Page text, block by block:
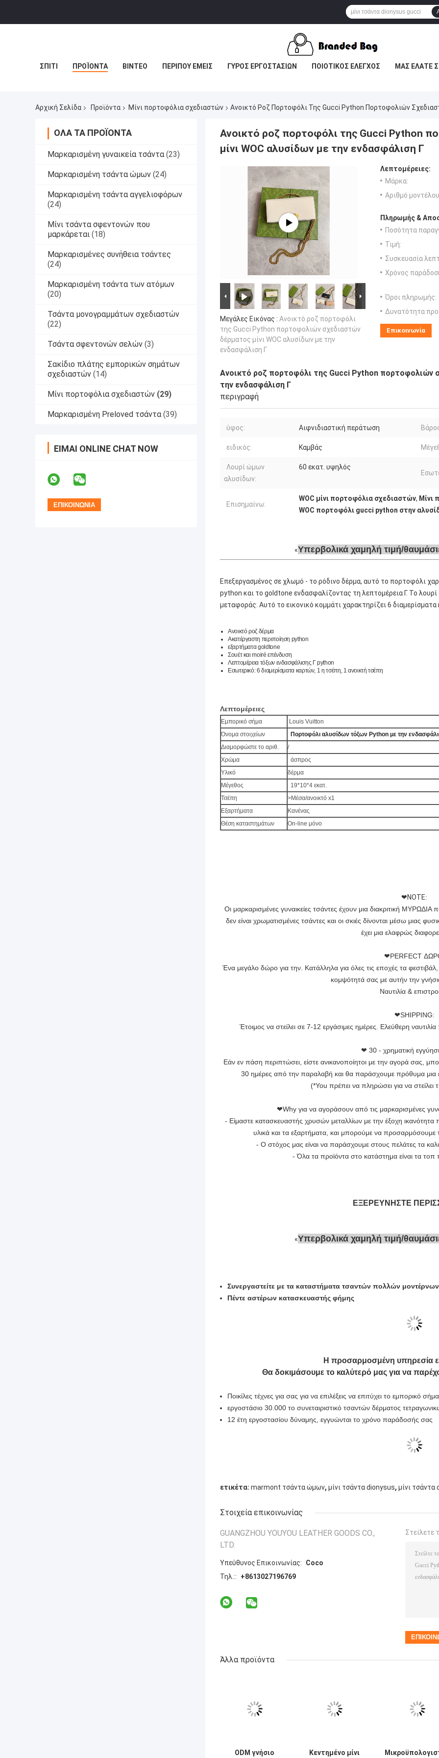
ΣΠΊΤΙ ΠΡΟΪΌΝΤΑ ΒΊΝΤΕΟ ΠΕΡΊΠΟΥ ΕΜΕΊΣ ΓΎΡΟΣ ΕΡΓΟΣΤΑΣΊΩΝ ΠΟΙΟΤΙΚΌΣ ΈΛΕΓΧΟΣ ΜΑΣ ΕΛΆΤΕ
Αρχική Σελίδα Προϊόντα Μίνι πορτοφόλια σχεδιαστών Ανοικτό Ροζ Πορτοφόλι Της Gucci Python Πορτοφολιών
ΌΛΑ ΤΑ ΠΡΟΪΌΝΤΑ
Μαρκαρισμένη γυναικεία τσάντα (23)
Μαρκαρισμένη τσάντα ώμων (24)
Μαρκαρισμένη τσάντα αγγελιοφόρων
(24)
Μίνι τσάντα σφεντονών που
μαρκάρεται (18)
Μαρκαρισμένες συνήθεια τσάντες
(24)
Μαρκαρισμένη τσάντα των ατόμων
(20)
Τσάντα μονογραμμάτων σχεδιαστών
(22)
Τσάντα σφεντονών σελών (3)
Σακίδιο πλάτης εμπορικών σημάτων
σχεδιαστών (14)
Μίνι πορτοφόλια σχεδιαστών (29)
Μαρκαρισμένη Preloved τσάντα (39)
ΕΊΜΑΙ ONLINE CHAT NOW
Ανοικτό ροζ πορτοφόλι της Gucci Python
μίνι WOC αλυσίδων με την ενδασφάλιση Γ
Μεγάλες Εικόνας : Ανοικτό ροζ πορτοφόλι
της Gucci Python πορτοφολιών σχεδιαστών
δέρματος μίνι WOC αλυσίδων με την
ενδασφάλιση Γ
Λεπτομέρειες:
Μάρκα:
Αριθμό
Πληρωμής &
Ποσότητα
Τιμή:
Συσκευασία
Χρόνος
Όροι πληρωμής:
Δυνατότητα
Επικοινωνία
Ανοικτό ροζ πορτοφόλι της Gucci Python πορτοφολιών
την ενδασφάλιση Γ
περιγραφή
ύφος: Αιφνιδιαστική περάτωση
ειδικός: Καμβάς
Λουρί ώμων
αλυσίδων:
60 εκατ. υψηλός
Επισημαίνω:
WOC μίνι πορτοφόλια σχεδιαστών, Μίνι
WOC πορτοφόλι gucci python στην
Υπερβολικά χαμηλή τιμή/
Επεξεργασμένος σε χλωμό - το ρόδινο δέρμα, αυτό το πορτοφόλι
python και το goldtone ενδασφαλίζοντας τη λεπτομέρεια Γ. Το
μεταφοράς. Αυτό το εικονικό κομμάτι χαρακτηρίζει 6
Ανοικτό ροζ δέρμα
Ακατέργαστη περιποίηση python
εξαρτήματα goldtone
Σουέτ και moiré επένδυση
Λεπτομέρεια τόξων ενδασφάλισης Γ python
Εσωτερικό: 6 διαμερίσματα καρτών, 1 η τσέπη, 1 ανοικτή τσέπη
Λεπτομέρειες
Εμπορικό σήμα
Louis Vuitton
Όνομα στοιχείων
Πορτοφόλι αλυσίδων τόξων Python με την
Διαμορφώστε το αριθ.
/
Χρώμα
άσπρος
Υλικό
δέρμα
Μέγεθος
19*10*4 εκατ.
Τσέπη
>Μέσα/ανοικτό x1
Εξαρτήματα
Κανένας
Θέση καταστημάτων
On-line μόνο
❤NOTE:
Οι μαρκαρισμένες γυναικείες τσάντες έχουν μια διακριτική ΜΥΡΩΔΙΑ
δεν είναι χρωματισμένες τσάντες και οι σκιές δίνονται μέσω μιας
έχει μια ελαφρώς
❤PERFECT
Ένα μεγάλο δώρο για την. Κατάλληλα για όλες τις εποχές τα
κομψότητά σας με αυτήν την
Ναυτιλία &
❤SHIPPING:
Έτοιμος να στείλει σε 7-12 εργάσιμες ημέρες. Ελεύθερη
❤ 30 - χρηματική
Εάν εν πάση περιπτώσει, είστε ανικανοποίητοι με την αγορά σας,
30 ημέρες από την παραλαβή και θα παράσχουμε πρόθυμα μια
(*You πρέπει να πληρώσει για να
❤Why για να αγοράσουν από τις μαρκαρισμένες
- Είμαστε κατασκευαστής χρυσών μεταλλίων με την έξοχη
υλικά και τα εξαρτήματα, και μπορούμε να
- Ο στόχος μας είναι να παράσχουμε στους πελάτες τα
- Όλα τα προϊόντα στο κατάστημα είναι τα τοπ
ΕΞΕΡΕΥΝΗΣΤΕ
Υπερβολικά χαμηλή τιμή/
Συνεργαστείτε με τα καταστήματα τσαντών πολλών
Πέντε αστέρων κατασκευαστής φήμης
Η προσαρμοσμένη υπηρεσία
Θα δοκιμάσουμε το καλύτερό μας για να
Ποικίλες τέχνες για σας για να επιλέξεις να επιτύχει το εμπορικό
εργοστάσιο 30.000 το συνεταιριστικό τσαντών δέρματος
12 έτη εργοστασίου δύναμης, εγγυώνται το χρόνο παράδοσής σας
ετικέτα: marmont τσάντα ώμων, μίνι τσάντα dionysus, μίνι
Στοιχεία επικοινωνίας
GUANGZHOU YOUYOU LEATHER GOODS CO.,
LTD.
Υπεύθυνος Επικοινωνίας:
Coco
Τηλ.::
+8613027196769
Στείλετε
Άλλα προϊόντα
ODM γνήσιο Κεντημένο μίνι